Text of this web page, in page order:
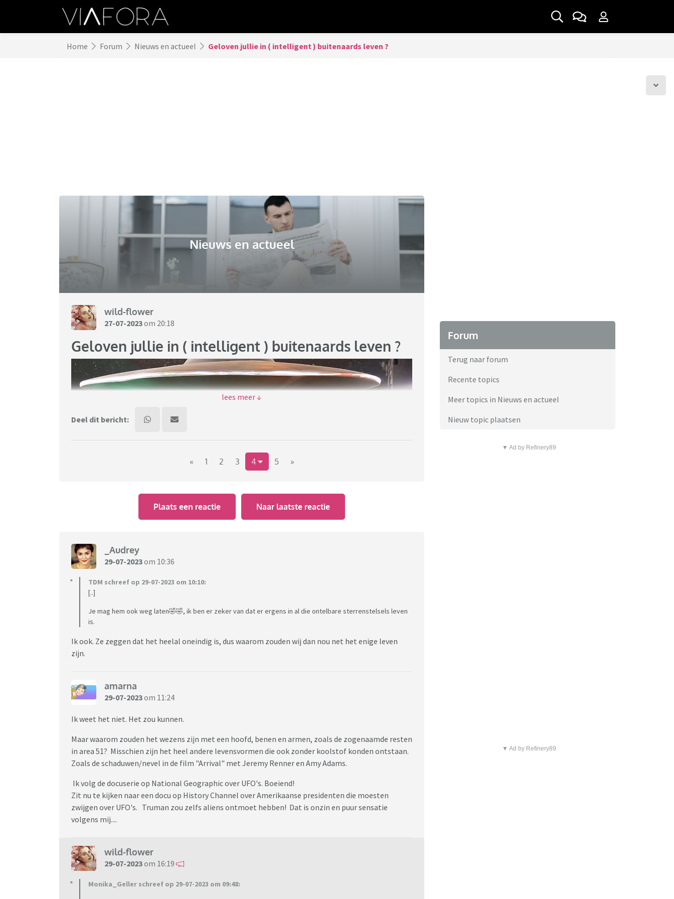
Home Forum Nieuws en actueel Geloven jullie in ( intelligent ) buitenaards leven ?
Nieuws en actueel
wild-flower
27-07-2023om 20:18
Geloven jullie in ( intelligent ) buitenaards leven ?
ex-officieren getuigen voor Amerikaans Congres in UFO-hoorzitting :
De voormalige inlichtingenofficier David Grusch verklaarde dat Defensie
in het bezit is van bewijsmateriaal van buitenaards leven en UFO's, maar
biologisch materiaal". De overheid zou die informatie volgens Grusch
bewust verbergen voor de bevolking.
Deel dit bericht:
« 1 2 3 4 5 »
Plaats een reactie Naar laatste reactie
_Audrey
29-07-2023om 10:36
TDM schreef op 29-07-2023 om 10:10:
[..]
Je mag hem ook weg laten🤣🤣, ik ben er zeker van dat er ergens in al die ontelbare sterrenstelsels leven
is.
Ik ook. Ze zeggen dat het heelal oneindig is, dus waarom zouden wij dan nou net het enige leven
zijn.
amarna
29-07-2023om 11:24
Ik weet het niet. Het zou kunnen.
Maar waarom zouden het wezens zijn met een hoofd, benen en armen, zoals de zogenaamde resten
in area 51? Misschien zijn het heel andere levensvormen die ook zonder koolstof konden ontstaan.
Zoals de schaduwen/nevel in de film "Arrival" met Jeremy Renner en Amy Adams.
Ik volg de docuserie op National Geographic over UFO's. Boeiend!
Zit nu te kijken naar een docu op History Channel over Amerikaanse presidenten die moesten
zwijgen over UFO's. Truman zou zelfs aliens ontmoet hebben! Dat is onzin en puur sensatie
volgens mij....
wild-flower
29-07-2023om 16:19
Monika_Geller schreef op 29-07-2023 om 09:48:
Forum
Terug naar forum
Recente topics
Meer topics in Nieuws en actueel
Nieuw topic plaatsen
▼ Ad by Refinery89
▼ Ad by Refinery89